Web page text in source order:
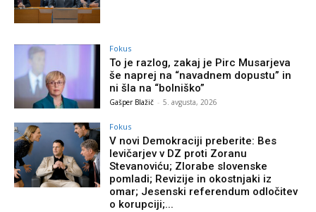
Fokus
To je razlog, zakaj je Pirc Musarjeva
še naprej na “navadnem dopustu” in
ni šla na “bolniško”
Gašper Blažič - 5. avgusta, 2026
Fokus
V novi Demokraciji preberite: Bes
levičarjev v DZ proti Zoranu
Stevanoviću; Zlorabe slovenske
pomladi; Revizije in okostnjaki iz
omar; Jesenski referendum odločitev
o korupciji;...